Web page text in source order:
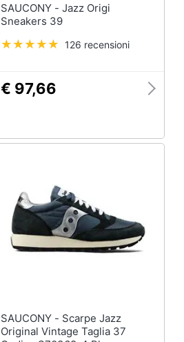
SAUCONY - Jazz Origi
Sneakers 39
126 recensioni
€ 97,66
SAUCONY - Scarpe Jazz
Original Vintage Taglia 37